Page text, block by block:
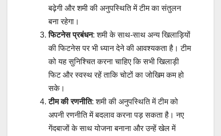
बढ़ेगी और शमी की अनुपस्थिति में टीम का संतुलन
बना रहेगा।
फिटनेस प्रबंधन: शमी के साथ-साथ अन्य खिलाड़ियों
की फिटनेस पर भी ध्यान देने की आवश्यकता है। टीम
को यह सुनिश्चित करना चाहिए कि सभी खिलाड़ी
फिट और स्वस्थ रहें ताकि चोटों का जोखिम कम हो
सके।
टीम की रणनीति: शमी की अनुपस्थिति में टीम को
अपनी रणनीति में बदलाव करना पड़ सकता है। नए
गेंदबाजों के साथ योजना बनाना और उन्हें खेल में